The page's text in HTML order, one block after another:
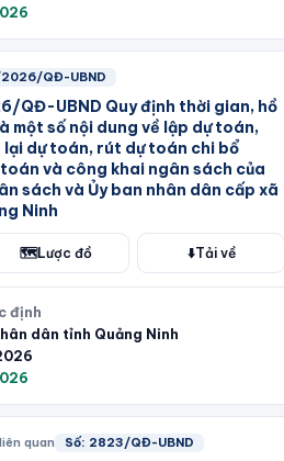
QĐ-UBND
QĐ-UBND Quy định thời gian, hồ
một số nội dung về lập dự toán,
dự toán, rút dự toán chi bổ
và công khai ngân sách của
sách và Ủy ban nhân dân cấp xã
Ninh
🗺️Lược đồ ⬇️Tải về
định
dân tỉnh Quảng Ninh
quan Số: 2823/QĐ-UBND